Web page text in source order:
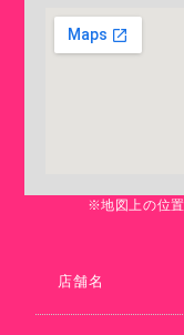
※地図上の位置
店舗名